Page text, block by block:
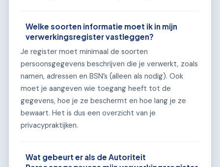
Welke soorten informatie moet ik in mijn
verwerkingsregister vastleggen?
Je register moet minimaal de soorten
persoonsgegevens beschrijven die je verwerkt, zoals
namen, adressen en BSN’s (alleen als nodig). Ook
moet je aangeven wie toegang heeft tot de
gegevens, hoe je ze beschermt en hoe lang je ze
bewaart. Het is dus een overzicht van je
privacypraktijken.
Wat gebeurt er als de Autoriteit